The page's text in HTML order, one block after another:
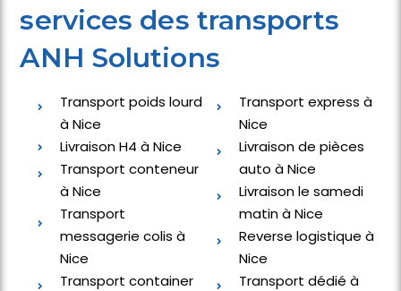
services des transports
ANH Solutions
Transport poids lourd
à Nice
Livraison H4 à Nice
Transport conteneur
à Nice
Transport
messagerie colis à
Nice
Transport container
Transport express à
Nice
Livraison de pièces
auto à Nice
Livraison le samedi
matin à Nice
Reverse logistique à
Nice
Transport dédié à